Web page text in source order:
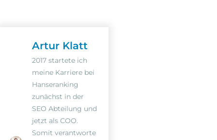
Artur Klatt
2017 startete ich
meine Karriere bei
Hanseranking
zunächst in der
SEO Abteilung und
jetzt als COO.
Somit verantworte